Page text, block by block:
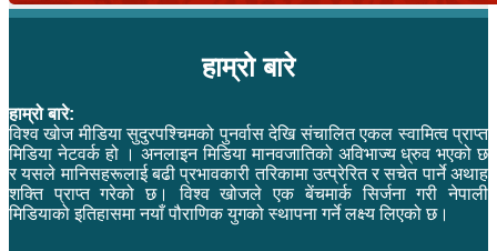
हाम्रो बारे
हाम्रो बारे:
विश्व खोज मीडिया सुदुरपश्चिमको पुनर्वास देखि संचालित एकल स्वामित्व प्राप्त
मिडिया नेटवर्क हो । अनलाइन मिडिया मानवजातिको अविभाज्य ध्रुव भएको छ
र यसले मानिसहरूलाई बढी प्रभावकारी तरिकामा उत्प्रेरित र सचेत पार्ने अथाह
शक्ति प्राप्त गरेको छ। विश्व खोजले एक बेंचमार्क सिर्जना गरी नेपाली
मिडियाको इतिहासमा नयाँ पौराणिक युगको स्थापना गर्ने लक्ष्य लिएको छ।